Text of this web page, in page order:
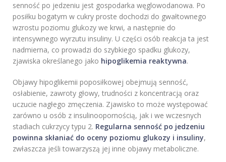
senność po jedzeniu jest gospodarka węglowodanowa. Po
posiłku bogatym w cukry proste dochodzi do gwałtownego
wzrostu poziomu glukozy we krwi, a następnie do
intensywnego wyrzutu insuliny. U części osób reakcja ta jest
nadmierna, co prowadzi do szybkiego spadku glukozy,
zjawiska określanego jako hipoglikemia reaktywna.
Objawy hipoglikemii poposiłkowej obejmują senność,
osłabienie, zawroty głowy, trudności z koncentracją oraz
uczucie nagłego zmęczenia. Zjawisko to może występować
zarówno u osób z insulinoopornością, jak i we wczesnych
stadiach cukrzycy typu 2. Regularna senność po jedzeniu
powinna skłaniać do oceny poziomu glukozy i insuliny,
zwłaszcza jeśli towarzyszą jej inne objawy metaboliczne.